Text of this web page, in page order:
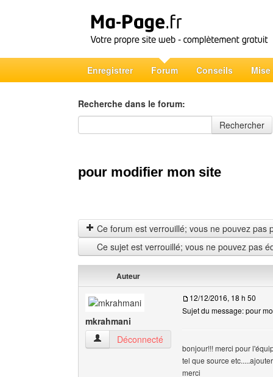
Enregistrer Forum Conseils Mise
Recherche dans le forum:
Recherche dans le forum
Rechercher
pour modifier mon site
Ce forum est verrouillé; vous ne pouvez pas
Ce sujet est verrouillé; vous ne pouvez pas
Auteur
mkrahmani
mkrahmani Voir le profil de l'utilisateur
Déconnecté
12/12/2016, 18 h 50
Sujet du message: pour
bonjour!!! merci pour
tel que source
merci